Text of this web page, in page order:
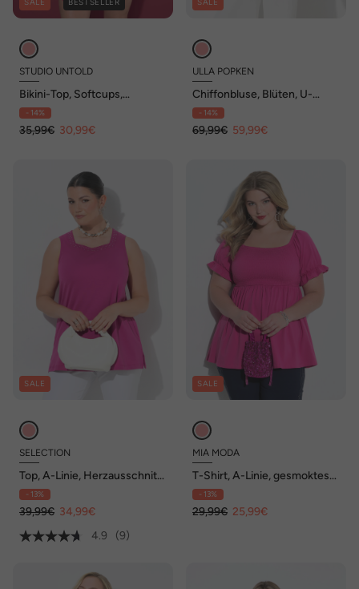
STUDIO UNTOLD
Bikini-Top, Softcups,
Neckholder
- 14%
35,99€ 30,99€
ULLA POPKEN
Chiffonbluse, Blüten, U-
Boot-Ausschnitt, 3/4-Arm
- 14%
69,99€ 59,99€
SALE
SELECTION
Top, A-Linie, Herzausschnitt,
ärmellos, Pima Cotton
- 13%
39,99€ 34,99€
4.9
(9)
SALE
MIA MODA
T-Shirt, A-Linie, gesmoktes
Top, Halbarm
- 13%
29,99€ 25,99€